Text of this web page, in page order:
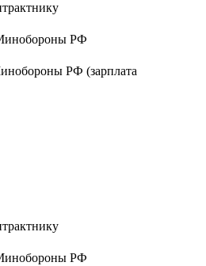
РФ
РФ (зарплата
РФ